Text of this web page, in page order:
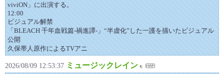
viviON」に出演する。
12:00
ビジュアル解禁
「BLEACH 千年血戦篇-禍進譚-」“半虚化”した一護を描いたビジュアル
公開
久保帯人原作によるTVアニ
2026/08/09 12:53:37 ミュージックレイン